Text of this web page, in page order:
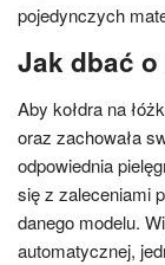
pojedynczych
Jak dbać o
Aby kołdra na
oraz zachowała
odpowiednia
się z zaleceniami
danego modelu.
automatycznej,